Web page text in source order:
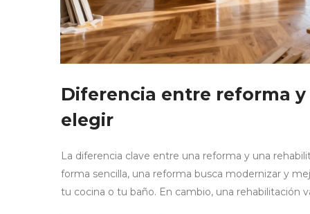
Diferencia entre reforma
elegir
La diferencia clave entre una reforma y una
forma sencilla, una reforma busca modernizar y
tu cocina o tu baño. En cambio, una rehabilitación